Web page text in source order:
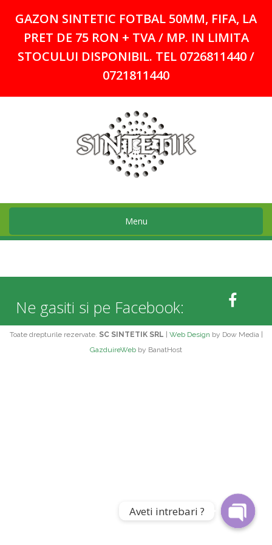
GAZON SINTETIC FOTBAL 50MM, FIFA, LA
PRET DE 75 RON + TVA / MP. IN LIMITA
STOCULUI DISPONIBIL. TEL 0726811440 /
0721811440
Menu
Ne gasiti si pe Facebook:
Toate drepturile rezervate. SC SINTETIK SRL Web Design by Dow Media |
GazduireWeb by BanatHost
Aveti intrebari ?